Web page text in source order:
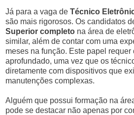
Já para a vaga deTécnico
são mais rigorosos. Os candidatos
Superior completo na área de
similar, além de contar com uma
meses na função. Este papel
aprofundado, uma vez que os
diretamente com dispositivos que
manutenções complexas.
Alguém que possui formação na
pode se destacar não apenas por